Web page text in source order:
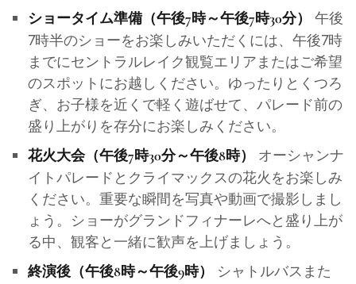
ショータイム準備（午後7時～午後7時30分）
午後
7時半のショーをお楽しみいただくには、午後7時
までにセントラルレイク観覧エリアまたはご希望
のスポットにお越しください。ゆったりとくつろ
ぎ、お子様を近くで軽く遊ばせて、パレード前の
盛り上がりを存分にお楽しみください。
花火大会（午後7時30分～午後8時）
オーシャンナ
イトパレードとクライマックスの花火をお楽しみ
ください。重要な瞬間を写真や動画で撮影しまし
ょう。ショーがグランドフィナーレへと盛り上が
る中、観客と一緒に歓声を上げましょう。
終演後（午後8時～午後9時）
シャトルバスまた